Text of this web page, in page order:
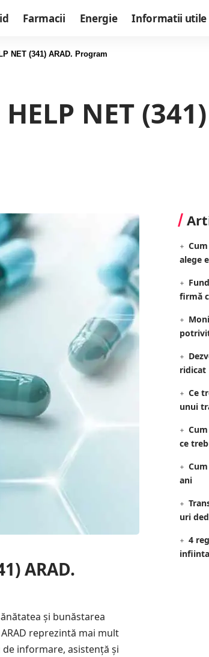
Farmacii Energie Informatii utile
NET (341) ARAD. Program
NET (341)
ARAD.
și bunăstarea
reprezintă mai mult
informare, asistență și
alege
firmă
ridicat
Ce
unui
ce
ani
uri
4